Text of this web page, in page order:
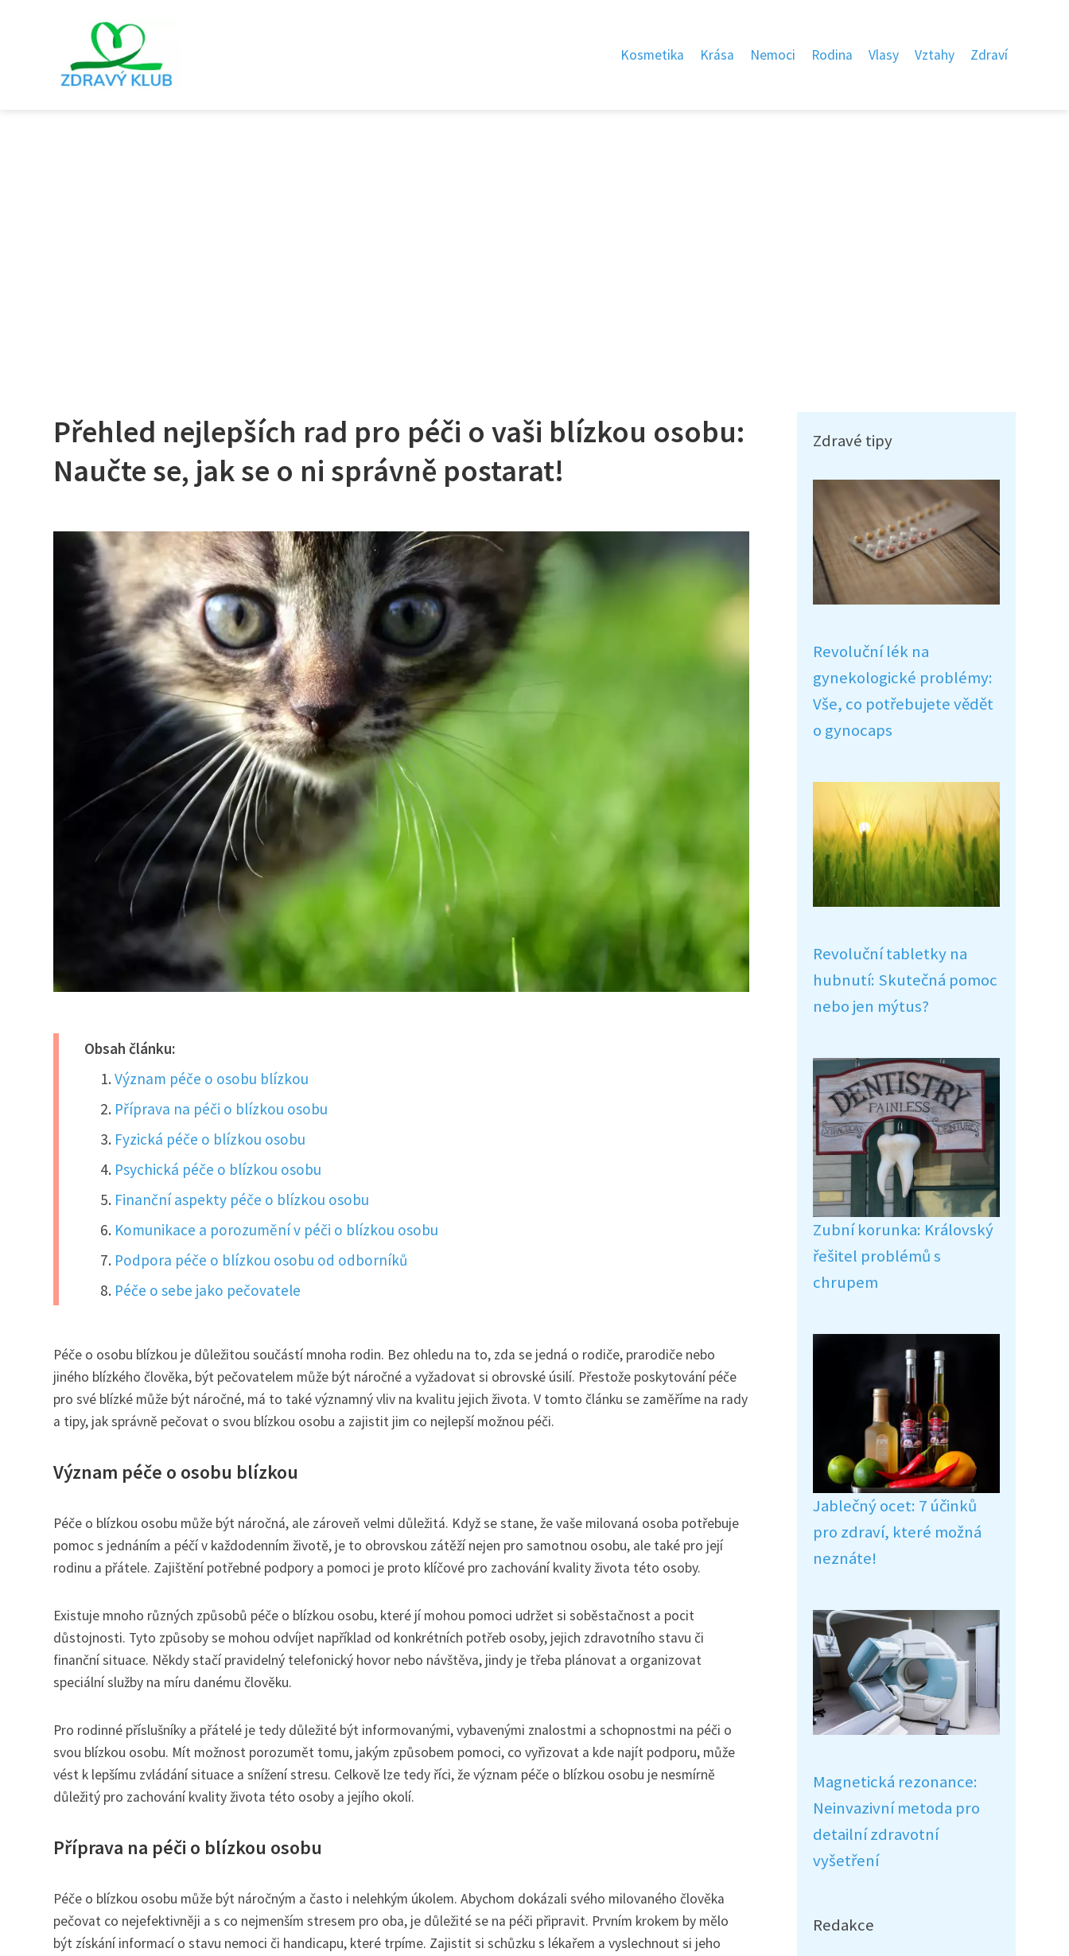
Kosmetika Krása Nemoci Rodina Vlasy Vztahy Zdraví
Přehled nejlepších rad pro péči o vaši blízkou osobu:
Naučte se, jak se o ni správně postarat!
Obsah článku:
Význam péče o osobu blízkou
Příprava na péči o blízkou osobu
Fyzická péče o blízkou osobu
Psychická péče o blízkou osobu
Finanční aspekty péče o blízkou osobu
Komunikace a porozumění v péči o blízkou osobu
Podpora péče o blízkou osobu od odborníků
Péče o sebe jako pečovatele
Péče o osobu blízkou je důležitou součástí mnoha rodin. Bez ohledu na to, zda se jedná o rodiče, prarodiče nebo
jiného blízkého člověka, být pečovatelem může být náročné a vyžadovat si obrovské úsilí. Přestože poskytování péče
pro své blízké může být náročné, má to také významný vliv na kvalitu jejich života. V tomto článku se zaměříme na rady
a tipy, jak správně pečovat o svou blízkou osobu a zajistit jim co nejlepší možnou péči.
Význam péče o osobu blízkou
Péče o blízkou osobu může být náročná, ale zároveň velmi důležitá. Když se stane, že vaše milovaná osoba potřebuje
pomoc s jednáním a péčí v každodenním životě, je to obrovskou zátěží nejen pro samotnou osobu, ale také pro její
rodinu a přátele. Zajištění potřebné podpory a pomoci je proto klíčové pro zachování kvality života této osoby.
Existuje mnoho různých způsobů péče o blízkou osobu, které jí mohou pomoci udržet si soběstačnost a pocit
důstojnosti. Tyto způsoby se mohou odvíjet například od konkrétních potřeb osoby, jejich zdravotního stavu či
finanční situace. Někdy stačí pravidelný telefonický hovor nebo návštěva, jindy je třeba plánovat a organizovat
speciální služby na míru danému člověku.
Pro rodinné příslušníky a přátelé je tedy důležité být informovanými, vybavenými znalostmi a schopnostmi na péči o
svou blízkou osobu. Mít možnost porozumět tomu, jakým způsobem pomoci, co vyřizovat a kde najít podporu, může
vést k lepšímu zvládání situace a snížení stresu. Celkově lze tedy říci, že význam péče o blízkou osobu je nesmírně
důležitý pro zachování kvality života této osoby a jejího okolí.
Příprava na péči o blízkou osobu
Péče o blízkou osobu může být náročným a často i nelehkým úkolem. Abychom dokázali svého milovaného člověka
pečovat co nejefektivněji a s co nejmenším stresem pro oba, je důležité se na péči připravit. Prvním krokem by mělo
být získání informací o stavu nemoci či handicapu, které trpíme. Zajistit si schůzku s lékařem a vyslechnout si jeho
Zdravé tipy
Revoluční lék na
gynekologické problémy:
Vše, co potřebujete vědět
o gynocaps
Revoluční tabletky na
hubnutí: Skutečná pomoc
nebo jen mýtus?
Zubní korunka: Královský
řešitel problémů s
chrupem
Jablečný ocet: 7 účinků
pro zdraví, které možná
neznáte!
Magnetická rezonance:
Neinvazivní metoda pro
detailní zdravotní
vyšetření
Redakce